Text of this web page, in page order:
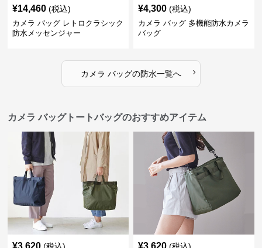
¥14,460 (税込)
カメラ バッグ レトロクラシック
防水メッセンジャー
¥4,300 (税込)
カメラ バッグ 多機能防水カメラ
バッグ
カメラ バッグの防水一覧へ ›
カメラ バッグトートバッグのおすすめアイテム
¥3,620 ¥3,620